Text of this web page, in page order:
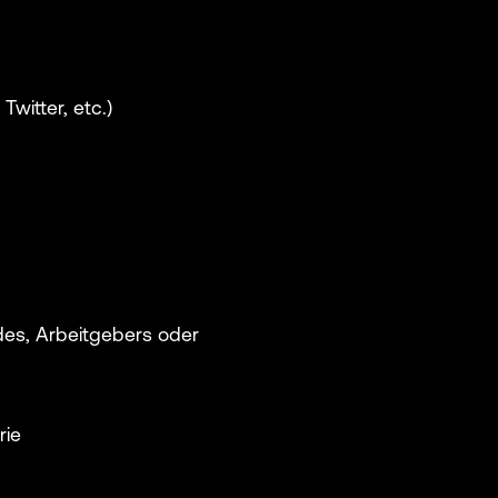
State, &
Twitter, etc.)
Arbeitgebers oder